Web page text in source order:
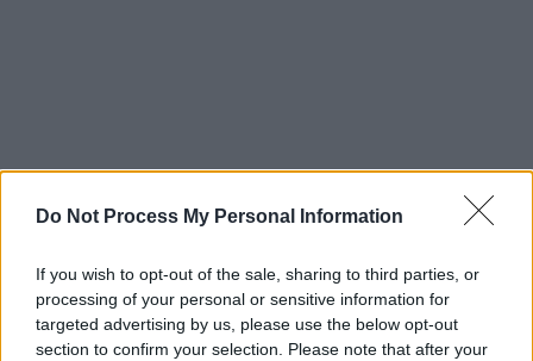
Do Not Process My Personal Information
If you wish to opt-out of the sale, sharing to third parties, or
processing of your personal or sensitive information for
targeted advertising by us, please use the below opt-out
section to confirm your selection. Please note that after your